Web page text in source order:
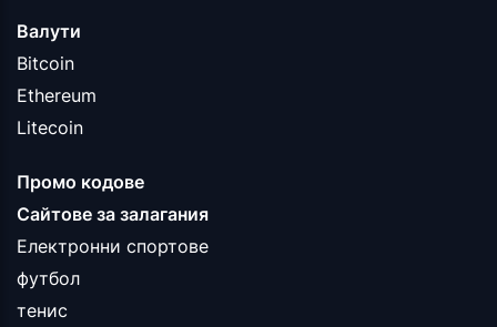
Валути
Bitcoin
Ethereum
Litecoin
Промо кодове
Сайтове за залагания
Електронни спортове
футбол
тенис